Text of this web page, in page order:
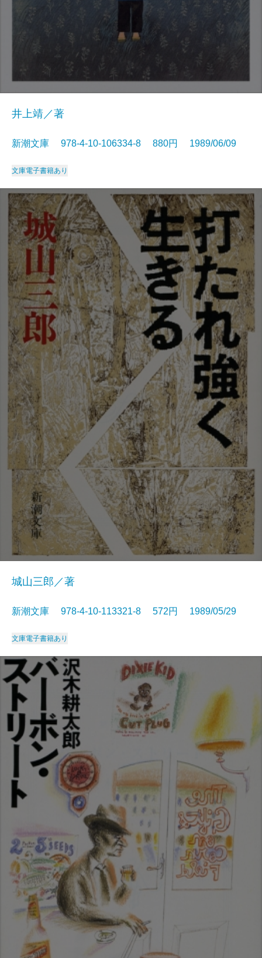
井上靖／著
新潮文庫 978-4-10-106334-8 880円 1989/06/09
文庫電子書籍あり
城山三郎／著
新潮文庫 978-4-10-113321-8 572円 1989/05/29
文庫電子書籍あり